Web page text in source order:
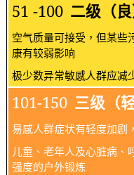
51 -100 二级（良
空气质量可接受，但某些
康有较弱影响
极少数异常敏感人群应减
101-150 三级（
易感人群症状有轻度加剧
儿童、老年人及心脏病、
强度的户外锻炼